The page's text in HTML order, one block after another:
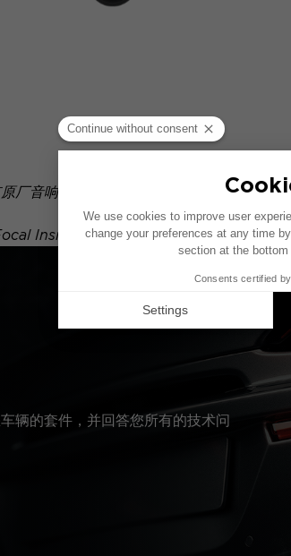
厂音响系统的车辆绘制。如果您的车辆配
Inside 安装方案是兼容产品的推荐：每
辆的套件，并回答您所有的技术问